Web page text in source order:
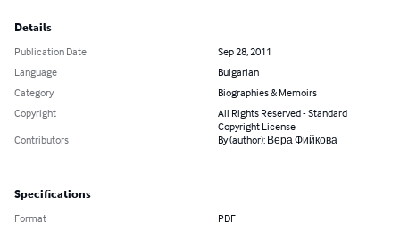
Details
Publication Date
Sep 28, 2011
Language
Bulgarian
Category
Biographies & Memoirs
Copyright
All Rights Reserved - Standard
Copyright License
Contributors
By (author): Вера Фийкова
Specifications
Format PDF